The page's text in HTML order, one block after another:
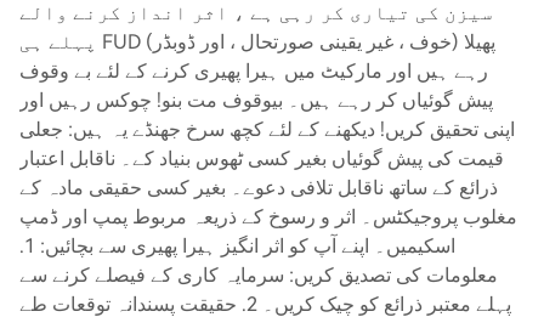
سیزن کی تیاری کر رہی ہے ، اثر انداز کرنے والے
پہلے ہی FUD (خوف ، غیر یقینی صورتحال ، اور ڈوبڈر) پھیلا
رہے ہیں اور مارکیٹ میں ہیرا پھیری کرنے کے لئے بے وقوف
پیش گوئیاں کر رہے ہیں۔ بیوقوف مت بنو! چوکس رہیں اور
اپنی تحقیق کریں! دیکھنے کے لئے کچھ سرخ جھنڈے یہ ہیں: جعلی
قیمت کی پیش گوئیاں بغیر کسی ٹھوس بنیاد کے۔ ناقابل اعتبار
ذرائع کے ساتھ ناقابل تلافی دعوے۔ بغیر کسی حقیقی مادہ کے
مغلوب پروجیکٹس۔ اثر و رسوخ کے ذریعہ مربوط پمپ اور ڈمپ
اسکیمیں۔ اپنے آپ کو اثر انگیز ہیرا پھیری سے بچائیں: 1.
معلومات کی تصدیق کریں: سرمایہ کاری کے فیصلے کرنے سے
پہلے معتبر ذرائع کو چیک کریں۔ 2. حقیقت پسندانہ توقعات طے